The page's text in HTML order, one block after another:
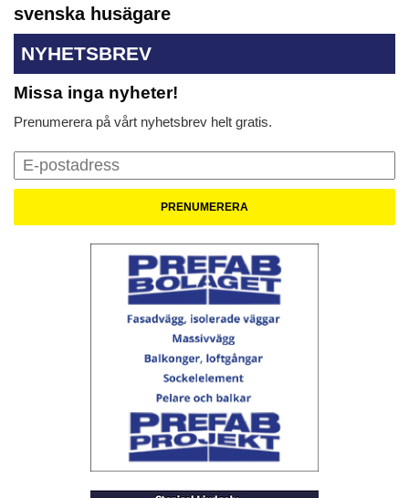
svenska husägare
NYHETSBREV
Missa inga nyheter!
Prenumerera på vårt nyhetsbrev helt gratis.